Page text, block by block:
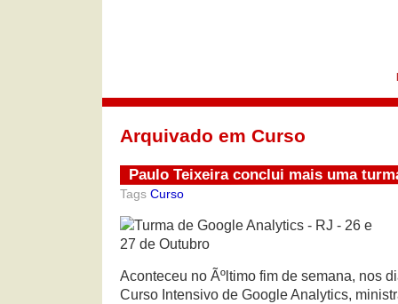
Arquivado em Curso
Paulo Teixeira conclui mais uma
Tags Curso
Aconteceu no Ãºltimo fim de semana, nos
Curso Intensivo de Google Analytics,